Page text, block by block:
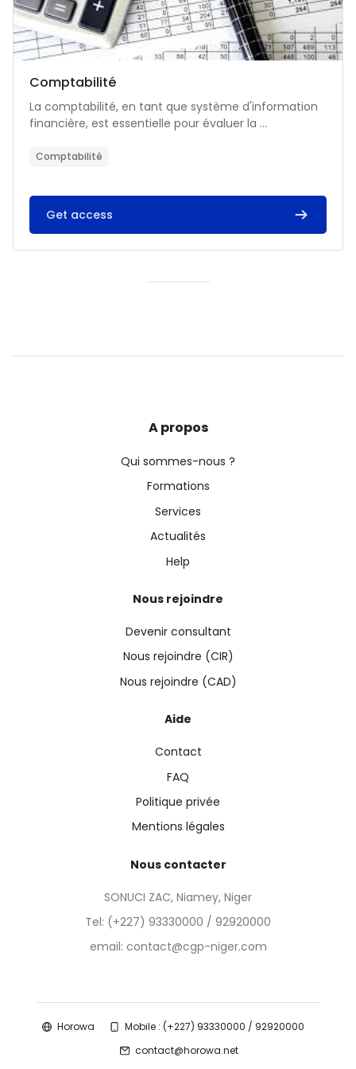
Catégorie de cours
Nom du cours
Comptabilité
Résumé du cours :
La comptabilité, en tant que système d'information
financière, est essentielle pour évaluer la ...
Comptabilité
Get access
A propos
Qui sommes-nous ?
Formations
Services
Actualités
Help
Nous rejoindre
Devenir consultant
Nous rejoindre (CIR)
Nous rejoindre (CAD)
Aide
Contact
FAQ
Politique privée
Mentions légales
Nous contacter
SONUCI ZAC, Niamey, Niger
Tel: (+227) 93330000 / 92920000
email: contact@cgp-niger.com
Horowa
Mobile : (+227) 93330000 / 92920000
contact@horowa.net